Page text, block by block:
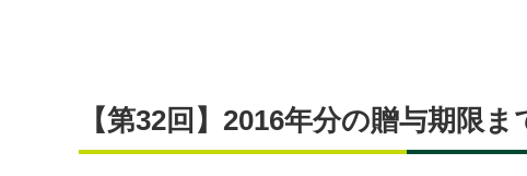
【第32回】2016年分の贈与期限